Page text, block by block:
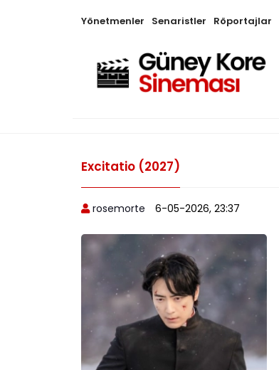
Yönetmenler Senaristler Röportajlar
Excitatio (2027)
rosemorte 6-05-2026, 23:37